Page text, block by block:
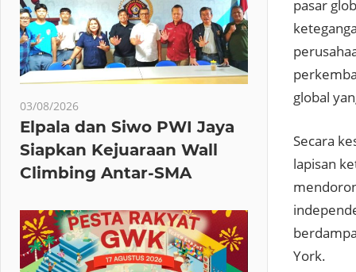
pasar
global
Secara
lapisan
York.
03/08/2026
Elpala dan Siwo PWI Jaya
Siapkan Kejuaraan Wall
Climbing Antar-SMA